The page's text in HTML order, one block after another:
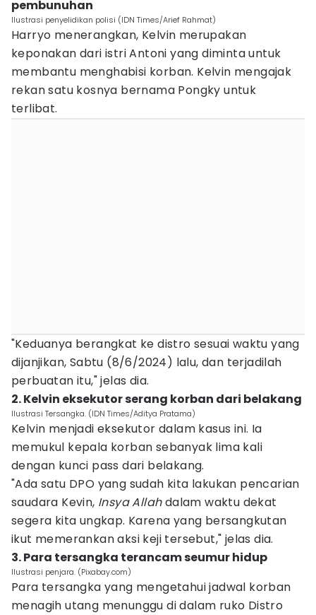
pembunuhan
Ilustrasi penyelidikan polisi (IDN Times/Arief Rahmat)
Harryo menerangkan, Kelvin merupakan
keponakan dari istri Antoni yang diminta untuk
membantu menghabisi korban. Kelvin mengajak
rekan satu kosnya bernama Pongky untuk
terlibat.
"Keduanya berangkat ke distro sesuai waktu yang
dijanjikan, Sabtu (8/6/2024) lalu, dan terjadilah
perbuatan itu," jelas dia.
2. Kelvin eksekutor serang korban dari belakang
Ilustrasi Tersangka. (IDN Times/Aditya Pratama)
Kelvin menjadi eksekutor dalam kasus ini. Ia
memukul kepala korban sebanyak lima kali
dengan kunci pass dari belakang.
"Ada satu DPO yang sudah kita lakukan pencarian
saudara Kevin, Insya Allahdalam waktu dekat
segera kita ungkap. Karena yang bersangkutan
ikut memerankan aksi keji tersebut," jelas dia.
3. Para tersangka terancam seumur hidup
Ilustrasi penjara. (Pixabay.com)
Para tersangka yang mengetahui jadwal korban
menagih utang menunggu di dalam ruko Distro